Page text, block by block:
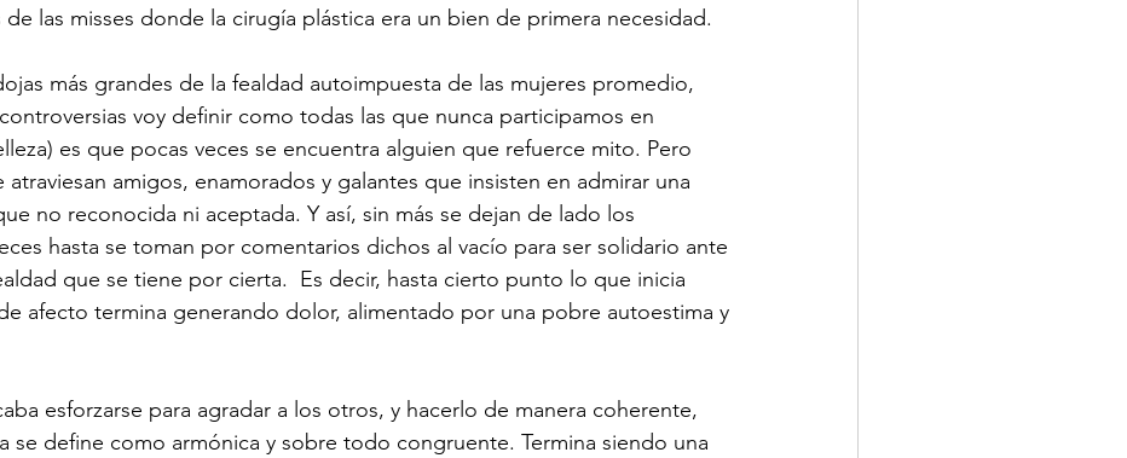
de las misses donde la cirugía plástica era un bien de primera necesidad.
más grandes de la fealdad autoimpuesta de las mujeres promedio,
voy definir como todas las que nunca participamos en
es que pocas veces se encuentra alguien que refuerce mito. Pero
atraviesan amigos, enamorados y galantes que insisten en admirar una
no reconocida ni aceptada. Y así, sin más se dejan de lado los
hasta se toman por comentarios dichos al vacío para ser solidario ante
que se tiene por cierta.  Es decir, hasta cierto punto lo que inicia
afecto termina generando dolor, alimentado por una pobre autoestima y
esforzarse para agradar a los otros, y hacerlo de manera coherente,
se define como armónica y sobre todo congruente. Termina siendo una